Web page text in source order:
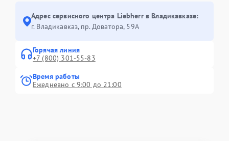
Адрес сервисного центра Liebherr в Владикавказе:
г. Владикавказ, пр. Доватора, 59А
Горячая линия
+7 (800) 301-55-83
Время работы
Ежедневно с 9:00 до 21:00